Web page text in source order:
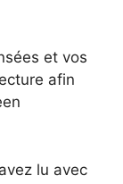
et vos
afin
lu avec